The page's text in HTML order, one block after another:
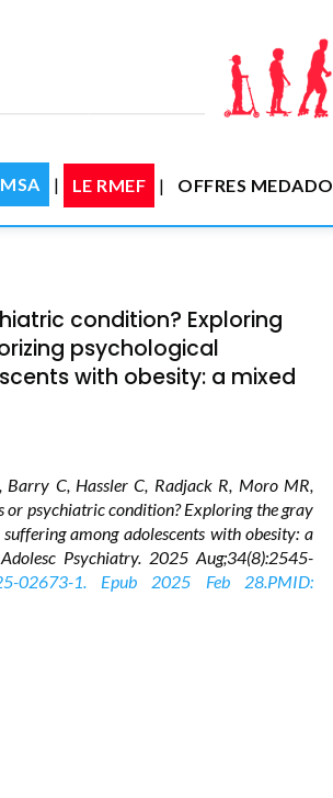
LE RMEF OFFRES MEDADO
condition? Exploring
psychological
with obesity: a mixed
Barry C, Hassler C, Radjack R, Moro MR,
or psychiatric condition? Exploring the gray
among adolescents with obesity: a
Psychiatry. 2025 Aug;34(8):2545-
02673-1. Epub 2025 Feb 28.PMID: